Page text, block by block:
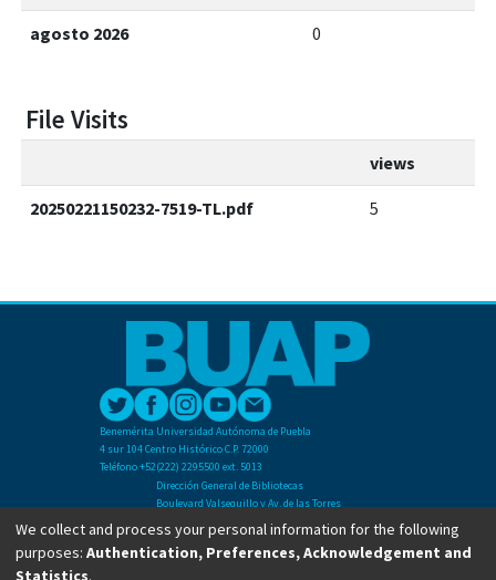
agosto 2026 0
File Visits
views
20250221150232-7519-TL.pdf 5
Benemérita Universidad Autónoma de Puebla
4 sur 104 Centro Histórico C.P. 72000
Teléfono +52(222) 2295500 ext. 5013
Dirección General de Bibliotecas
Boulevard Valsequillo y Av. de las Torres
Ciudad Universitaria. Col. San Manuel
C.P. 72570
Teléfono +52 (222) 2295500 Ext 2901
We collect and process your personal information for the following
purposes: Authentication, Preferences, Acknowledgement and
Statistics.